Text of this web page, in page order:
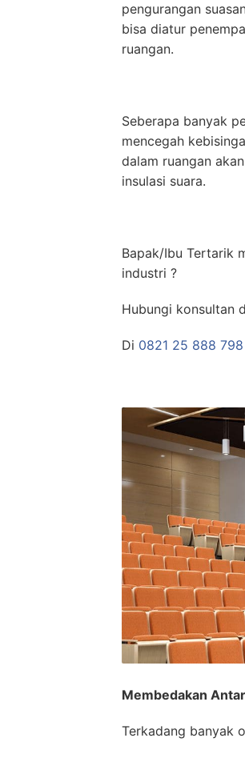
pengurangan
bisa diatur
ruangan.
Seberapa banyak
mencegah
dalam ruangan
insulasi suara.
Bapak/Ibu Tertarik
industri ?
Hubungi konsultan
Di 0821 25 888 798
Membedakan
Terkadang banyak